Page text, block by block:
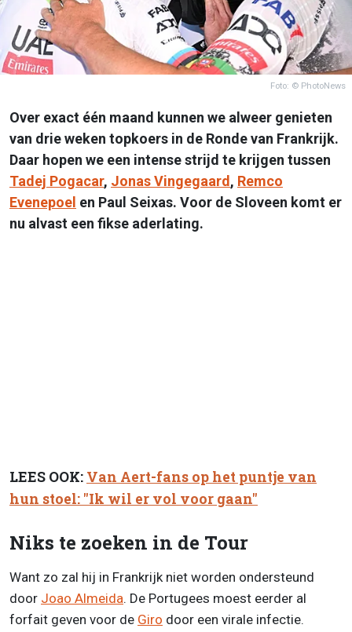
Foto: © PhotoNews
Over exact één maand kunnen we alweer genieten
van drie weken topkoers in de Ronde van Frankrijk.
Daar hopen we een intense strijd te krijgen tussen
Tadej Pogacar, Jonas Vingegaard, Remco
Evenepoel en Paul Seixas. Voor de Sloveen komt er
nu alvast een fikse aderlating.
LEES OOK: Van Aert-fans op het puntje van
hun stoel: "Ik wil er vol voor gaan"
Niks te zoeken in de Tour
Want zo zal hij in Frankrijk niet worden ondersteund
door Joao Almeida. De Portugees moest eerder al
forfait geven voor de Giro door een virale infectie.